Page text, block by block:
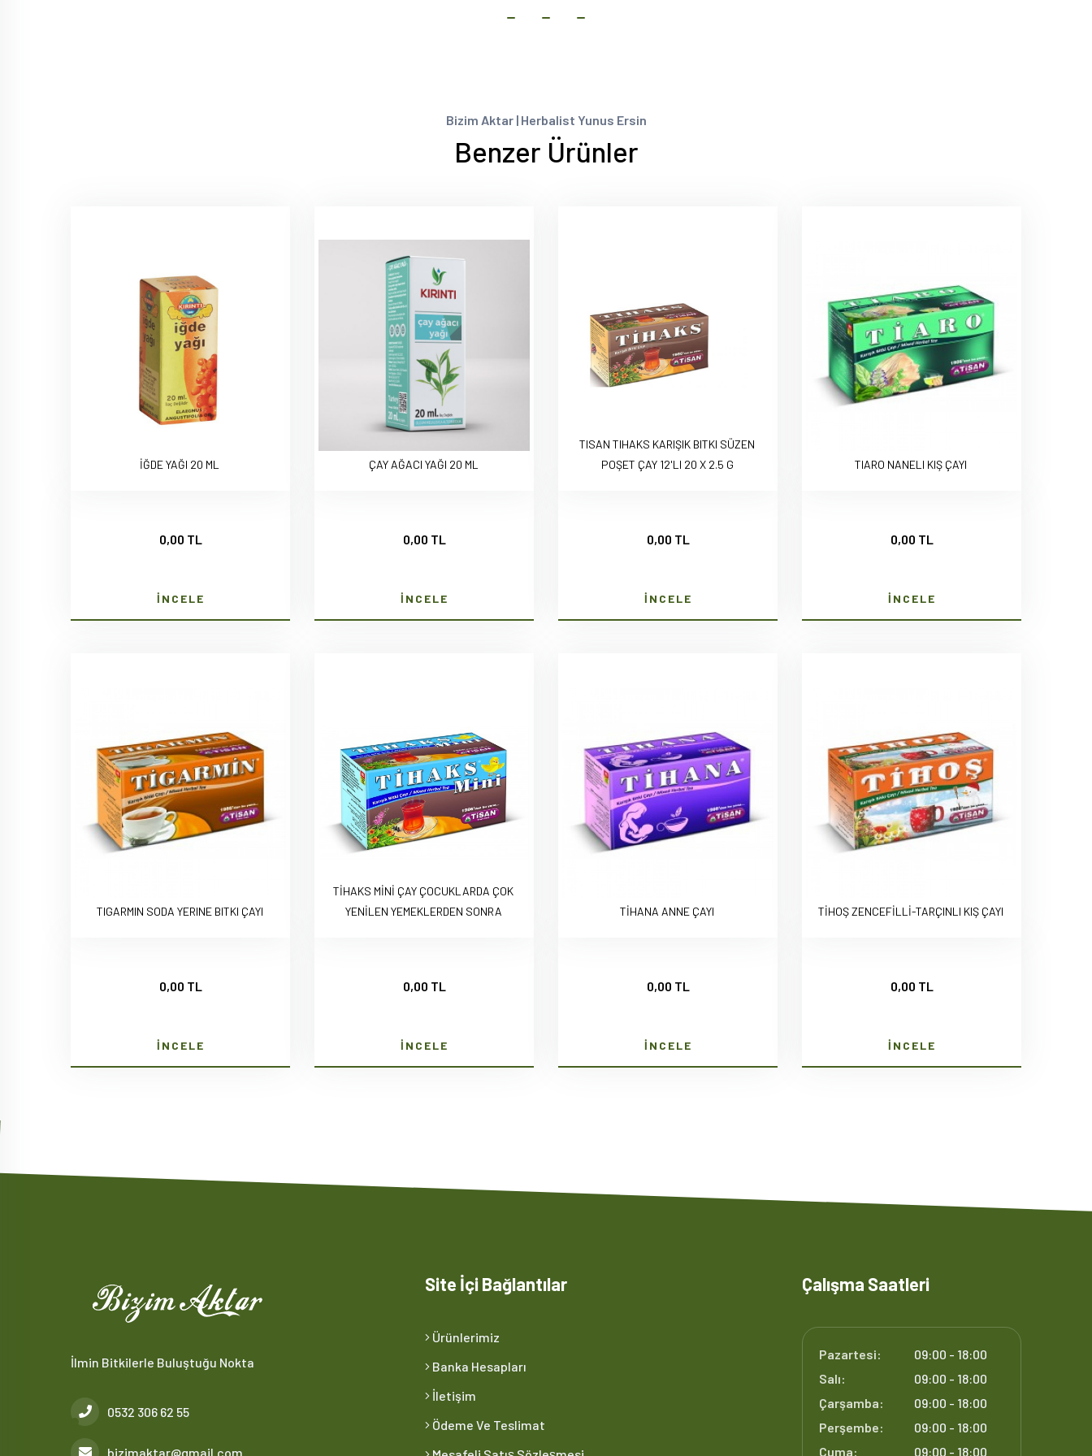
Bizim Aktar | Herbalist Yunus Ersin
Benzer Ürünler
İĞDE YAĞI 20 ML
0,00 TL
İNCELE
ÇAY AĞACI YAĞI 20 ML
0,00 TL
İNCELE
TISAN TIHAKS KARIŞIK BITKI SÜZEN
POŞET ÇAY 12'LI 20 X 2.5 G
0,00 TL
İNCELE
TIARO NANELI KIŞ ÇAYI
0,00 TL
İNCELE
TIGARMIN SODA YERINE BITKI ÇAYI
0,00 TL
İNCELE
TİHAKS MİNİ ÇAY ÇOCUKLARDA ÇOK
YENİLEN YEMEKLERDEN SONRA
0,00 TL
İNCELE
TİHANA ANNE ÇAYI
0,00 TL
İNCELE
TİHOŞ ZENCEFİLLİ-TARÇINLI KIŞ ÇAYI
0,00 TL
İNCELE
İlmin Bitkilerle Buluştuğu Nokta
0532 306 62 55
bizimaktar@gmail.com
Site İçi Bağlantılar
Ürünlerimiz
Banka Hesapları
İletişim
Ödeme Ve Teslimat
Çalışma Saatleri
Pazartesi:
09:00 - 18:00
Salı:
09:00 - 18:00
Çarşamba:
09:00 - 18:00
Perşembe:
09:00 - 18:00
Cuma:
09:00 - 18:00